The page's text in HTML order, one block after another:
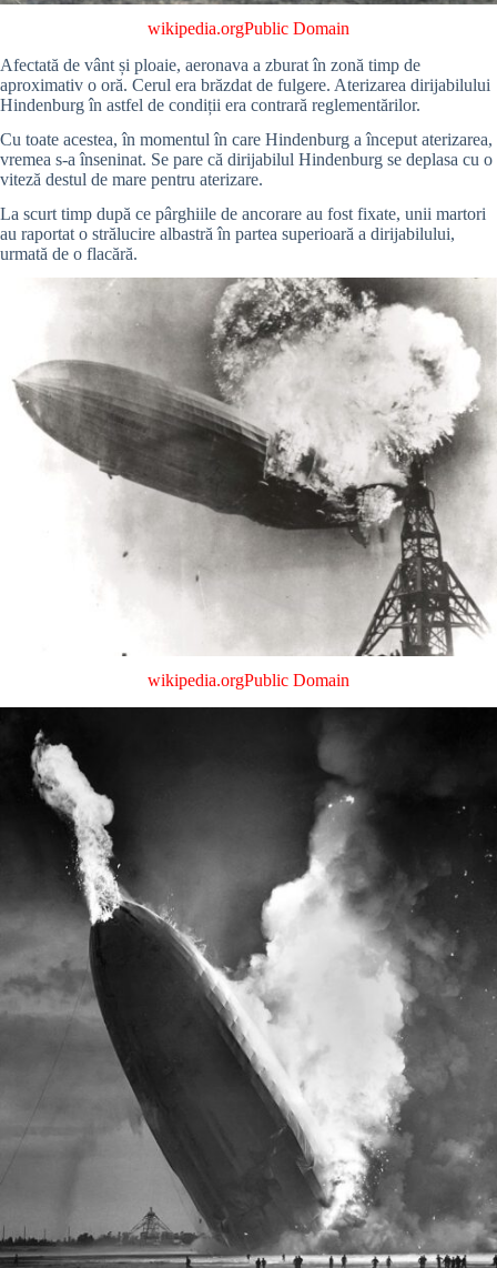
wikipedia.orgPublic Domain
Afectată de vânt și ploaie, aeronava a zburat în zonă timp de
aproximativ o oră. Cerul era brăzdat de fulgere. Aterizarea dirijabilului
Hindenburg în astfel de condiții era contrară reglementărilor.
Cu toate acestea, în momentul în care Hindenburg a început aterizarea,
vremea s-a înseninat. Se pare că dirijabilul Hindenburg se deplasa cu o
viteză destul de mare pentru aterizare.
La scurt timp după ce pârghiile de ancorare au fost fixate, unii martori
au raportat o strălucire albastră în partea superioară a dirijabilului,
urmată de o flacără.
wikipedia.orgPublic Domain